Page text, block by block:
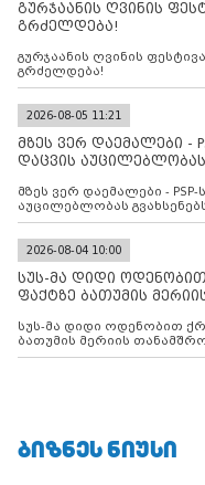
გურჯაანის ღვინის
გრძელდება!
გურჯაანის ღვინის
გრძელდება!
2026-08-05 11:21
მზეს ვერ დაემალები -
დაცვის აუცილებლობას
მზეს ვერ დაემალები -
აუცილებლობას
2026-08-04 10:00
სუს-მა დიდი
ფაქტზე ბათუმის
სუს-მა დიდი ოდენობით ქრთამის მოთხოვნისა და აღების ფაქტზე
ბათუმის მერიის
ᲑᲘᲖᲜᲔᲡ ᲜᲘᲣᲡᲘ